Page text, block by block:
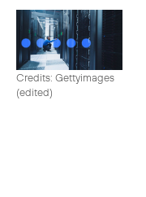
Credits: Gettyimages
(edited)